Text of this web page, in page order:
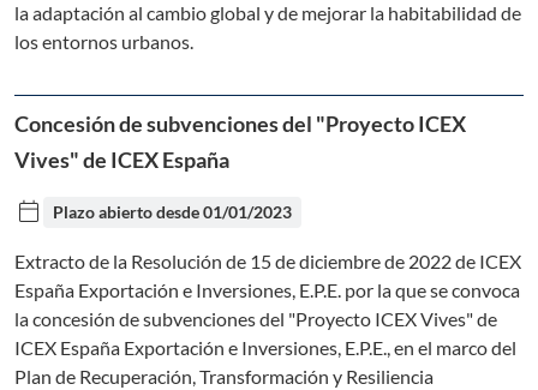
la adaptación al cambio global y de mejorar la habitabilidad de
los entornos urbanos.
Concesión de subvenciones del "Proyecto ICEX
Vives" de ICEX España
calendar_today Plazo abierto desde01/01/2023
Extracto de la Resolución de 15 de diciembre de 2022 de ICEX
España Exportación e Inversiones, E.P.E. por la que se convoca
la concesión de subvenciones del "Proyecto ICEX Vives" de
ICEX España Exportación e Inversiones, E.P.E., en el marco del
Plan de Recuperación, Transformación y Resiliencia